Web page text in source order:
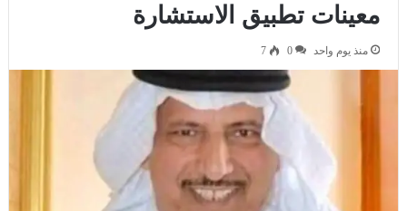
معينات تطبيق الاستشارة
منذ يوم واحد 0
7